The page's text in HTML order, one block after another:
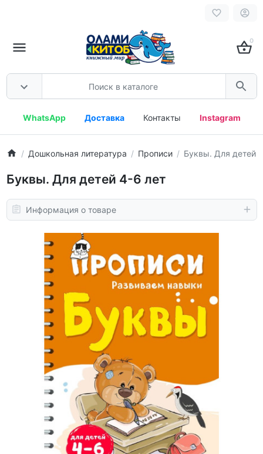
0
WhatsApp Доставка Контакты Instagram
Дошкольная литература Прописи Буквы. Для детей
Буквы. Для детей 4-6 лет
Информация о товаре